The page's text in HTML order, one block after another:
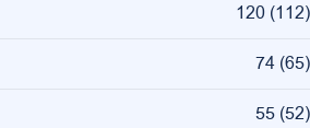
120 (112)
74 (65)
55 (52)